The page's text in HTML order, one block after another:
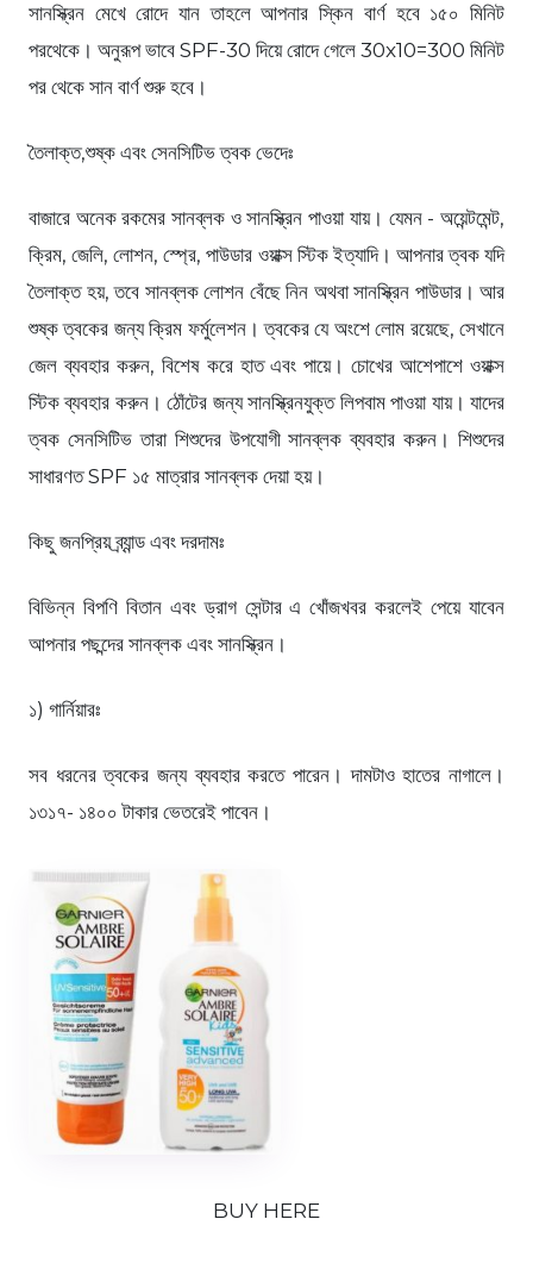
সানস্ক্রিন মেখে রোদে যান তাহলে আপনার স্কিন বার্ণ হবে ১৫০ মিনিট
পরথেকে। অনুরূপ ভাবে SPF-30 দিয়ে রোদে গেলে 30x10=300 মিনিট
পর থেকে সান বার্ণ শুরু হবে।
তৈলাক্ত,শুষ্ক এবং সেনসিটিভ ত্বক ভেদেঃ
বাজারে অনেক রকমের সানব্লক ও সানস্ক্রিন পাওয়া যায়। যেমন - অয়েন্টমেন্ট,
ক্রিম, জেলি, লোশন, স্প্রে, পাউডার ওয়াক্স স্টিক ইত্যাদি। আপনার ত্বক যদি
তৈলাক্ত হয়, তবে সানব্লক লোশন বেঁছে নিন অথবা সানস্ক্রিন পাউডার। আর
শুষ্ক ত্বকের জন্য ক্রিম ফর্মুলেশন। ত্বকের যে অংশে লোম রয়েছে, সেখানে
জেল ব্যবহার করুন, বিশেষ করে হাত এবং পায়ে। চোখের আশেপাশে ওয়াক্স
স্টিক ব্যবহার করুন। ঠোঁটের জন্য সানস্ক্রিনযুক্ত লিপবাম পাওয়া যায়। যাদের
ত্বক সেনসিটিভ তারা শিশুদের উপযোগী সানব্লক ব্যবহার করুন। শিশুদের
সাধারণত SPF ১৫ মাত্রার সানব্লক দেয়া হয়।
কিছু জনপ্রিয় ব্র্যান্ড এবং দরদামঃ
বিভিন্ন বিপণি বিতান এবং ড্রাগ সেন্টার এ খোঁজখবর করলেই পেয়ে যাবেন
আপনার পছন্দের সানব্লক এবং সানস্ক্রিন।
১) গার্নিয়ারঃ
সব ধরনের ত্বকের জন্য ব্যবহার করতে পারেন। দামটাও হাতের নাগালে।
১৩১৭- ১৪০০ টাকার ভেতরেই পাবেন।
BUY HERE